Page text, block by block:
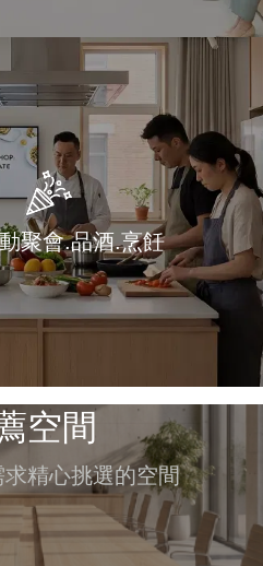
聚會.品酒.烹飪
空間
精心挑選的空間